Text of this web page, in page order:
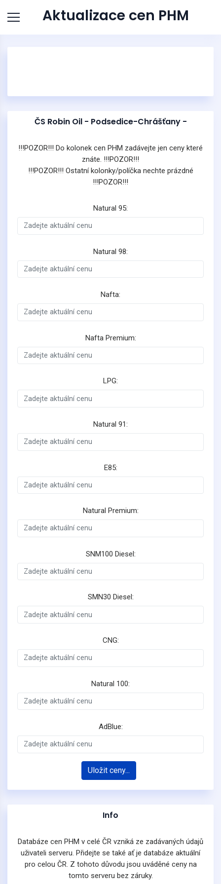
Aktualizace cen PHM
ČS Robin Oil - Podsedice-Chrášťany -
!!!POZOR!!! Do kolonek cen PHM zadávejte jen ceny které
znáte. !!!POZOR!!!
!!!POZOR!!! Ostatní kolonky/políčka nechte prázdné
!!!POZOR!!!
Natural 95:
Natural 98:
Nafta:
Nafta Premium:
LPG:
Natural 91:
E85:
Natural Premium:
SNM100 Diesel:
SMN30 Diesel:
CNG:
Natural 100:
AdBlue:
Uložit ceny...
Info
Databáze cen PHM v celé ČR vzniká ze zadávaných údajů
uživateli serveru. Přidejte se také ať je databáze aktuální
pro celou ČR. Z tohoto důvodu jsou uváděné ceny na
tomto serveru bez záruky.